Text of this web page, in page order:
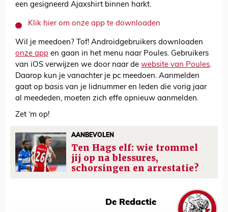
een gesigneerd Ajaxshirt binnen harkt.
Klik hier om onze app te downloaden
Wil je meedoen? Tof! Androidgebruikers downloaden
onze app en gaan in het menu naar Poules. Gebruikers
van iOS verwijzen we door naar de website van Poules.
Daarop kun je vanachter je pc meedoen. Aanmelden
gaat op basis van je lidnummer en leden die vorig jaar
al meededen, moeten zich effe opnieuw aanmelden.
Zet ‘m op!
AANBEVOLEN
Ten Hags elf: wie trommel
jij op na blessures,
schorsingen en arrestatie?
De Redactie